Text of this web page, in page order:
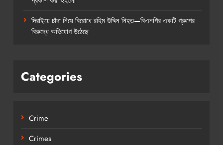
দিরাইয়ে চাঁদা নিয়ে বিরোধে রহিম উদ্দিন নিহত—বিএনপির একটি গ্রুপের
বিরুদ্ধে অভিযোগ উঠেছে
Categories
Crime
Crimes